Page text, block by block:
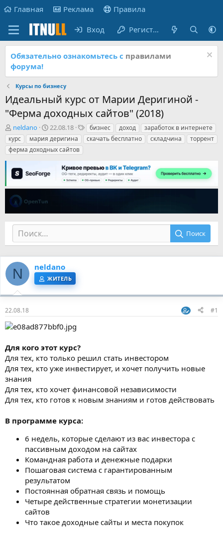
Главная Реклама Правила
Вход Регистрация
Обязательно ознакомьтесь с правилами
форума!
Курсы по бизнесу
Идеальный курс от Марии Деригиной -
"Ферма доходных сайтов" (2018)
А
в
т
о
т
е
м
ы
neldano
Д
а
т
а
а
а
22.08.18
Т
е
г
бизнес доход
заработок в интернете
курс
мария деригина скачать бесплатно складчина
торрент
ферма доходных сайтов
Поиск
N neldano
ЖИТЕЛЬ
22.08.18 #1
Для кого этот курс?
Для тех, кто только решил стать инвестором
Для тех, кто уже инвестирует, и хочет получить новые
знания
Для тех, кто хочет финансовой независимости
Для тех, кто готов к новым знаниям и готов действовать
В программе курса:
6 недель, которые сделают из вас инвестора с
пассивным доходом на сайтах
Командная работа и денежные подарки
Пошаговая система с гарантированным
результатом
Постоянная обратная связь и помощь
Четыре действенные стратегии монетизации
сайтов
Что такое доходные сайты и места покупок